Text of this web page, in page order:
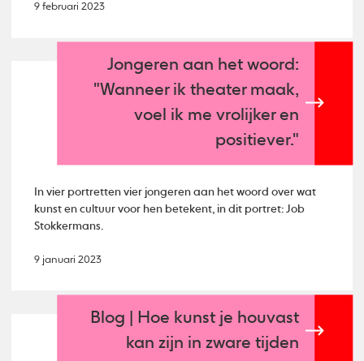
9 februari 2023
Jongeren aan het woord:
"Wanneer ik theater maak,
voel ik me vrolijker en
positiever."
In vier portretten vier jongeren aan het woord over wat
kunst en cultuur voor hen betekent, in dit portret: Job
Stokkermans.
9 januari 2023
Blog | Hoe kunst je houvast
kan zijn in zware tijden